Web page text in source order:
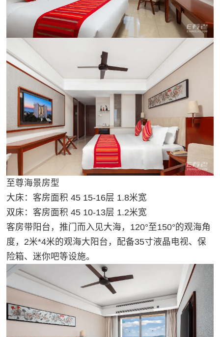
至尊海景房型
大床：客房面积 45 15-16层 1.8米宽
双床：客房面积 45 10-13层 1.2米宽
客房带阳台，推门而入见大海，120°至150°的观海角
度，2米*4米的观海大阳台，配备35寸液晶电视、保
险箱、迷你吧等设施。